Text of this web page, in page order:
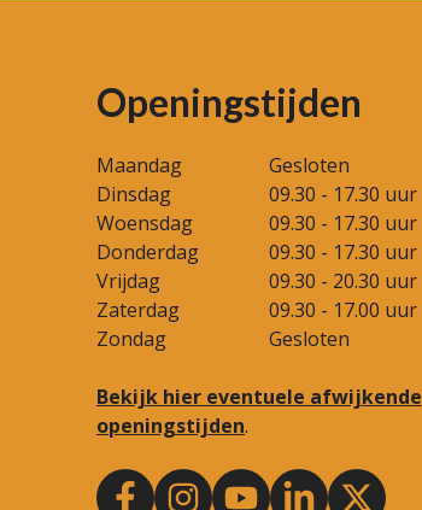
Openingstijden
Maandag
Gesloten
Dinsdag
09.30 - 17.30 uur
Woensdag
09.30 - 17.30 uur
Donderdag
09.30 - 17.30 uur
Vrijdag
09.30 - 20.30 uur
Zaterdag
09.30 - 17.00 uur
Zondag
Gesloten
Bekijk hier eventuele afwijkende
openingstijden.